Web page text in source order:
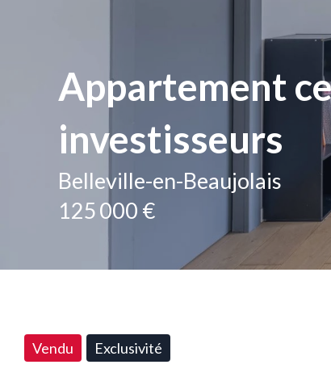
Appartement
investisseurs
Belleville-en-Beaujolais
125 000 €
Vendu Exclusivité